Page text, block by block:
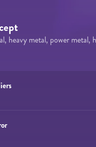
heavy metal, power metal,